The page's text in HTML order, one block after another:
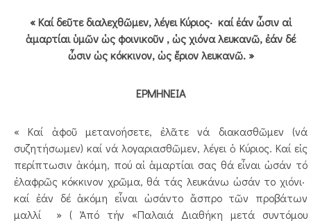
« Καί δεῦτε διαλεχθῶμεν, λέγει Κύριος· καί ἐάν ὦσιν αἱ
ἁμαρτίαι ὑμῶν ὡς φοινικοῦν , ὡς χιόνα λευκανῶ, ἐάν δέ
ὦσιν ὡς κόκκινον, ὡς ἔριον λευκανῶ. »
ΕΡΜΗΝΕΙΑ
« Καί ἀφοῦ μετανοήσετε, ἐλᾶτε νά διακασθῶμεν (νά
συζητήσωμεν) καί νά λογαριασθῶμεν, λέγει ὁ Κύριος. Καί εἰς
περίπτωσιν ἀκόμη, πού αἰ ἁμαρτίαι σας θά εἶναι ὡσάν τό
ἐλαφρῶς κόκκινον χρῶμα, θά τάς λευκάνω ὡσάν το χιόνι·
καί ἐάν δέ ἀκόμη εἶναι ὡσάντο ἄσπρο τῶν προβάτων
μαλλί » ( Ἀπό τήν «Παλαιά Διαθήκη μετά συντόμου